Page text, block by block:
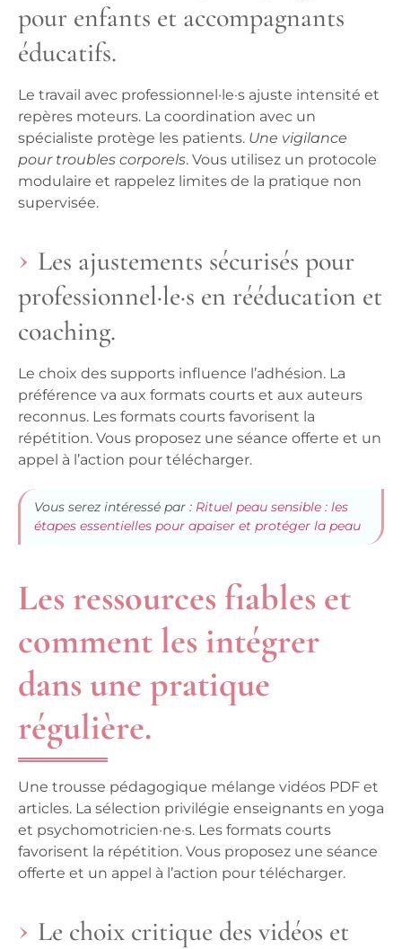
pour enfants et accompagnants
éducatifs.
Le travail avec professionnel·le·s ajuste intensité et
repères moteurs. La coordination avec un
spécialiste protège les patients. Une vigilance
pour troubles corporels. Vous utilisez un protocole
modulaire et rappelez limites de la pratique non
supervisée.
Les ajustements sécurisés pour
professionnel·le·s en rééducation et
coaching.
Le choix des supports influence l’adhésion. La
préférence va aux formats courts et aux auteurs
reconnus. Les formats courts favorisent la
répétition. Vous proposez une séance offerte et un
appel à l’action pour télécharger.
Vous serez intéressé par : Rituel peau sensible : les
étapes essentielles pour apaiser et protéger la peau
Les ressources fiables et
comment les intégrer
dans une pratique
régulière.
Une trousse pédagogique mélange vidéos PDF et
articles. La sélection privilégie enseignants en yoga
et psychomotricien·ne·s. Les formats courts
favorisent la répétition. Vous proposez une séance
offerte et un appel à l’action pour télécharger.
Le choix critique des vidéos et